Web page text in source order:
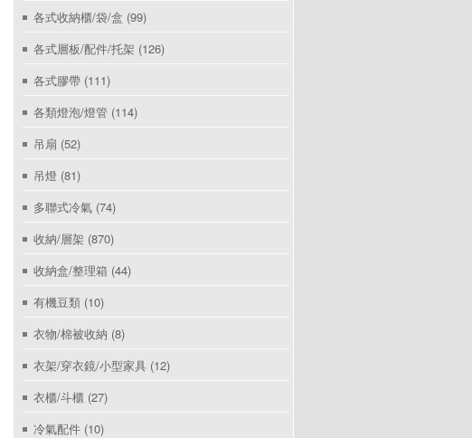
各式收納櫃/袋/盒 (99)
各式層板/配件/托架 (126)
各式膠帶 (111)
各類燈泡/燈管 (114)
吊扇 (52)
吊燈 (81)
多聯式冷氣 (74)
收納/層架 (870)
收納盒/整理箱 (44)
有機豆類 (10)
衣物/棉被收納 (8)
衣架/穿衣鏡/小型家具 (12)
衣櫃/斗櫃 (27)
冷氣配件 (10)